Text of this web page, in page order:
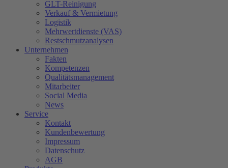
GLT-Reinigung
Verkauf & Vermietung
Logistik
Mehrwertdienste (VAS)
Restschmutzanalysen
Unternehmen
Fakten
Kompetenzen
Qualitätsmanagement
Mitarbeiter
Social Media
News
Service
Kontakt
Kundenbewertung
Impressum
Datenschutz
AGB